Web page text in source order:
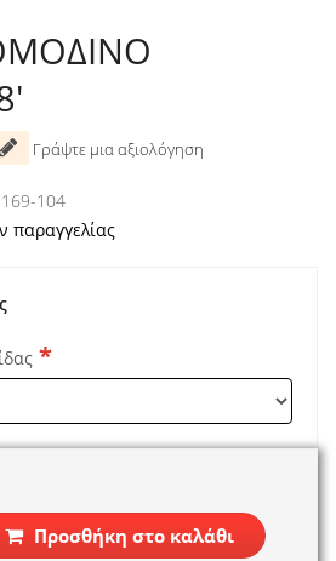
Γράψτε μια αξιολόγηση
104
παραγγελίας
Προσθήκη στο καλάθι